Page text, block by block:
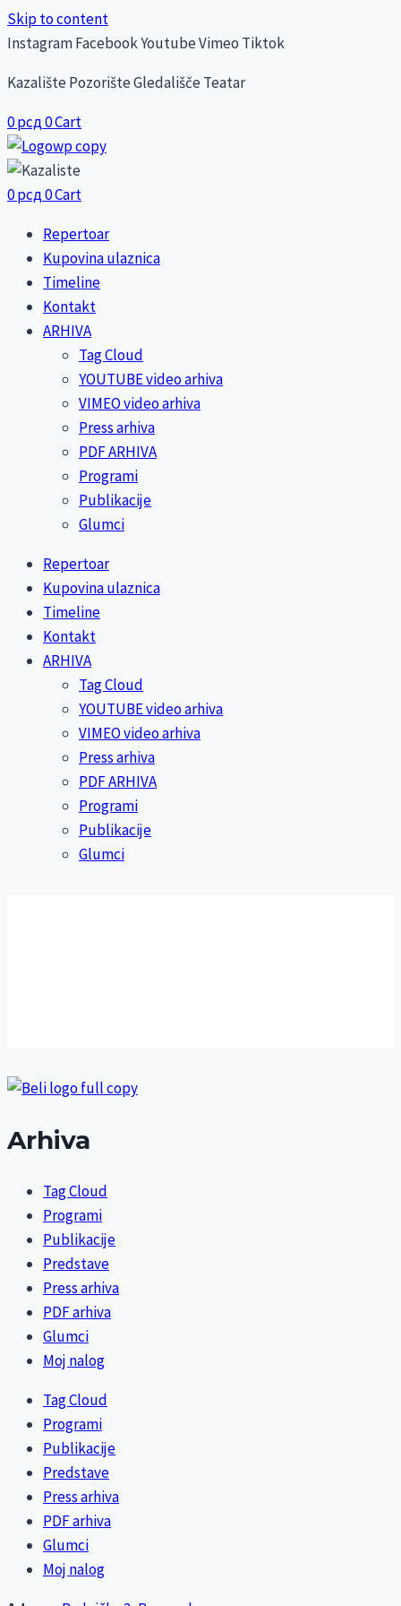
Skip to content
InstagramFacebookYoutubeVimeo Tiktok
Kazalište Pozorište Gledališče Teatar
0рсд0Cart
0рсд0Cart
Repertoar
Kupovina ulaznica
Timeline
Kontakt
ARHIVA
Tag Cloud
YOUTUBE video arhiva
VIMEO video arhiva
Press arhiva
PDF ARHIVA
Programi
Publikacije
Glumci
Repertoar
Kupovina ulaznica
Timeline
Kontakt
ARHIVA
Tag Cloud
YOUTUBE video arhiva
VIMEO video arhiva
Press arhiva
PDF ARHIVA
Programi
Publikacije
Glumci
Arhiva
Tag Cloud
Programi
Publikacije
Predstave
Press arhiva
PDF arhiva
Glumci
Moj nalog
Tag Cloud
Programi
Publikacije
Predstave
Press arhiva
PDF arhiva
Glumci
Moj nalog